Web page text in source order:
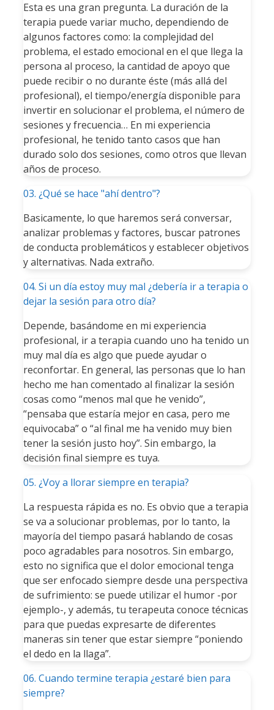
Esta es una gran pregunta. La duración de la
terapia puede variar mucho, dependiendo de
algunos factores como: la complejidad del
problema, el estado emocional en el que llega la
persona al proceso, la cantidad de apoyo que
puede recibir o no durante éste (más allá del
profesional), el tiempo/energía disponible para
invertir en solucionar el problema, el número de
sesiones y frecuencia… En mi experiencia
profesional, he tenido tanto casos que han
durado solo dos sesiones, como otros que llevan
años de proceso.
03. ¿Qué se hace "ahí dentro"?
Basicamente, lo que haremos será conversar,
analizar problemas y factores, buscar patrones
de conducta problemáticos y establecer objetivos
y alternativas. Nada extraño.
04. Si un día estoy muy mal ¿debería ir a terapia o
dejar la sesión para otro día?
Depende, basándome en mi experiencia
profesional, ir a terapia cuando uno ha tenido un
muy mal día es algo que puede ayudar o
reconfortar. En general, las personas que lo han
hecho me han comentado al finalizar la sesión
cosas como “menos mal que he venido”,
“pensaba que estaría mejor en casa, pero me
equivocaba” o “al final me ha venido muy bien
tener la sesión justo hoy”. Sin embargo, la
decisión final siempre es tuya.
05. ¿Voy a llorar siempre en terapia?
La respuesta rápida es no. Es obvio que a terapia
se va a solucionar problemas, por lo tanto, la
mayoría del tiempo pasará hablando de cosas
poco agradables para nosotros. Sin embargo,
esto no significa que el dolor emocional tenga
que ser enfocado siempre desde una perspectiva
de sufrimiento: se puede utilizar el humor -por
ejemplo-, y además, tu terapeuta conoce técnicas
para que puedas expresarte de diferentes
maneras sin tener que estar siempre “poniendo
el dedo en la llaga”.
06. Cuando termine terapia ¿estaré bien para
siempre?